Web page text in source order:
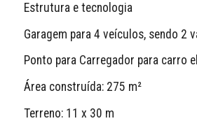
Estrutura e tecnologia
Garagem para 4 veículos, sendo 2
Ponto para Carregador para carro
Área construída: 275 m²
Terreno: 11 x 30 m